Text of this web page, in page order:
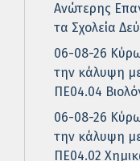
Ανώτερης
τα Σχολεία
06-08-26
την κάλυψη
ΠΕ04.04
06-08-26
την κάλυψη
ΠΕ04.02